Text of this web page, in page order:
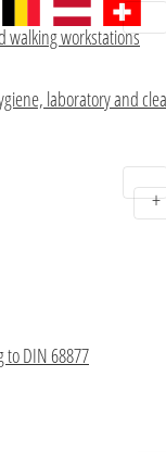
walking workstations
laboratory and
to DIN 68877